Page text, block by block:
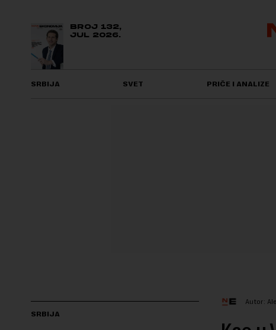
BROJ 132,
JUL 2026.
SRBIJA SVET PRIČE I ANALIZE
SRBIJA
Autor: